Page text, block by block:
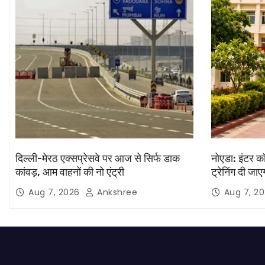
दिल्ली-मेरठ एक्सप्रेसवे पर आज से सिर्फ डाक
कांवड़, आम वाहनों की नो एंट्री
Aug 7, 2026 Ankshree
नोएडा: इंटर
ट्रेनिंग दी
Aug 7,